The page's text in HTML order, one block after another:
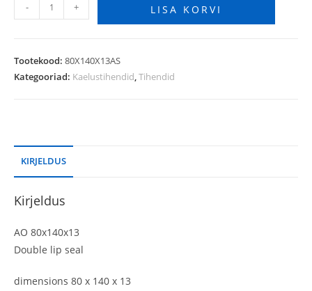
- + LISA KORVI
Tootekood: 80X140X13AS
Kategooriad: Kaelustihendid,Tihendid
KIRJELDUS
Kirjeldus
AO 80x140x13
Double lip seal
dimensions 80 x 140 x 13